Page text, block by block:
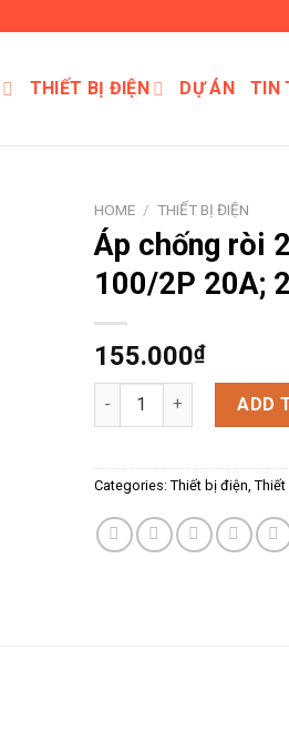
THIẾT BỊ ĐIỆN DỰ ÁN TIN
HOME / THIẾT BỊ ĐIỆN
Áp chống ròi
100/2P 20A;
155.000₫
Áp chống ròi 2P _ ADD
Categories: Thiết bị điện Thiết